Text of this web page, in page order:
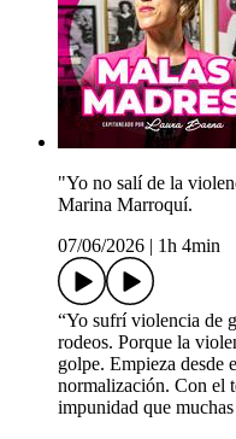
"Yo no salí de la
Marina Marroquí.
07/06/2026
1h 4min
“Yo sufrí violencia de
rodeos. Porque la
golpe. Empieza desde
normalización. Con el
impunidad que